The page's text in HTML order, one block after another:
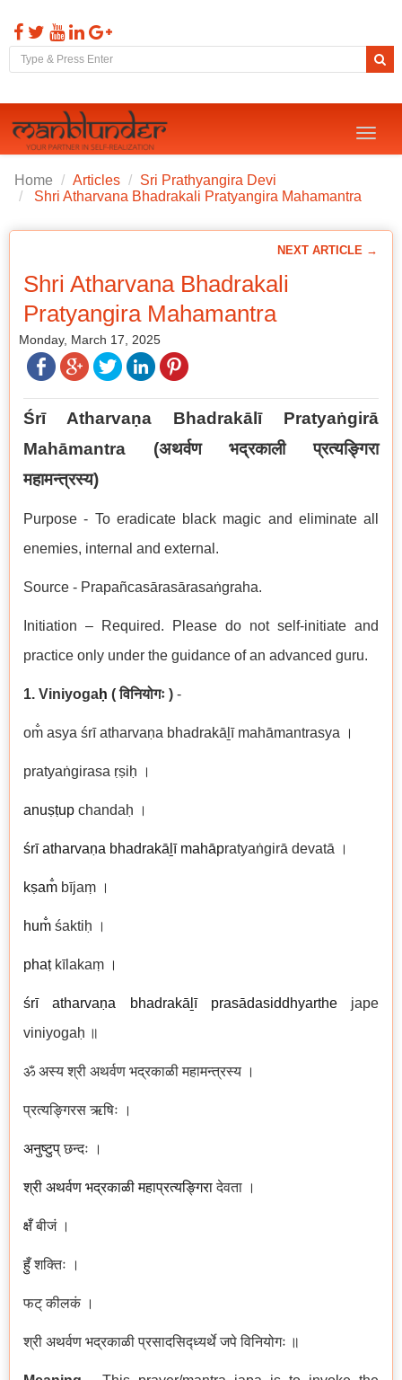
Toggle
Home Articles
Sri Prathyangira Devi
Shri Atharvana Bhadrakali Pratyangira Mahamantra
NEXT ARTICLE →
Shri Atharvana Bhadrakali
Pratyangira Mahamantra
Monday, March 17, 2025
Śrī Atharvaṇa Bhadrakālī Pratyaṅgirā
Mahāmantra (अथर्वण भद्रकाली प्रत्यङ्गिरा
महामन्त्रस्य)
Purpose - To eradicate black magic and eliminate all
enemies, internal and external.
Source - Prapañcasārasārasaṅgraha.
Initiation – Required. Please do not self-initiate and
practice only under the guidance of an advanced guru.
1. Viniyogaḥ ( विनियोगः ) -
om̐ asya śrī atharvaṇa bhadrakāḻī mahāmantrasya ।
pratyaṅgirasa ṛṣiḥ ।
anuṣṭup chandaḥ ।
śrīatharvaṇa bhadrakāḻī mahāpratyaṅgirā devatā ।
kṣam̐ bījaṃ ।
hum̐ śaktiḥ ।
phaṭ kīlakaṃ ।
śrī atharvaṇa bhadrakāḻī prasādasiddhyarthe jape
viniyogaḥ ॥
ॐ अस्य श्री अथर्वण भद्रकाळी महामन्त्रस्य ।
प्रत्यङ्गिरस ऋषिः ।
अनुष्टुप्छन्दः ।
श्री अथर्वण भद्रकाळी महाप्रत्यङ्गिरादेवता ।
क्षँबीजं ।
हुँशक्तिः ।
फट् कीलकं ।
श्री अथर्वण भद्रकाळी प्रसादसिद्ध्यर्थे जपे विनियोगः ॥